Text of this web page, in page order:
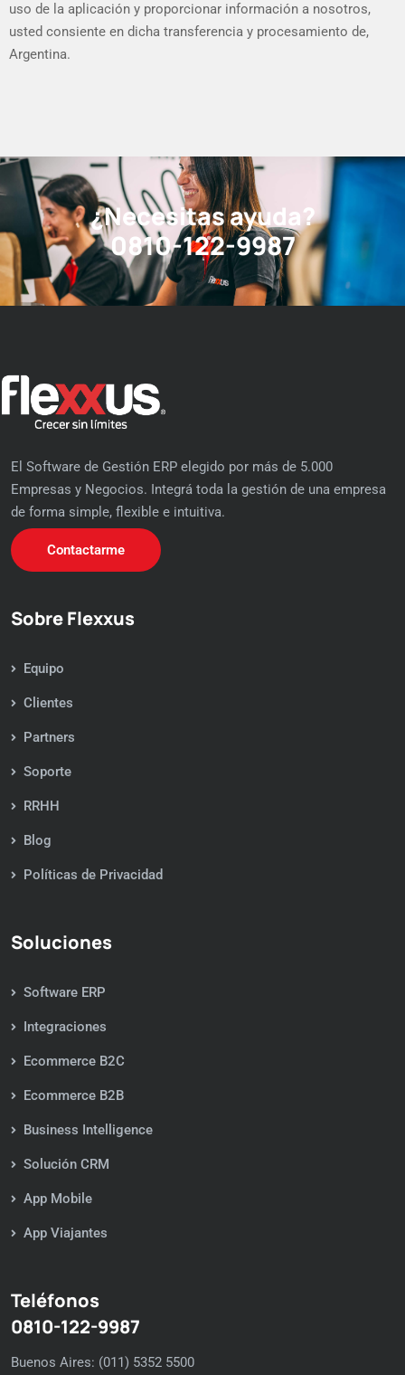
uso de la aplicación y proporcionar información a nosotros,
usted consiente en dicha transferencia y procesamiento de,
Argentina.
¿Necesitas ayuda?
0810-122-9987
El Software de Gestión ERP elegido por más de 5.000
Empresas y Negocios. Integrá toda la gestión de una empresa
de forma simple, flexible e intuitiva.
Contactarme
Sobre Flexxus
Equipo
Clientes
Partners
Soporte
RRHH
Blog
Políticas de Privacidad
Soluciones
Software ERP
Integraciones
Ecommerce B2C
Ecommerce B2B
Business Intelligence
Solución CRM
App Mobile
App Viajantes
Teléfonos
0810-122-9987
Buenos Aires: (011) 5352 5500